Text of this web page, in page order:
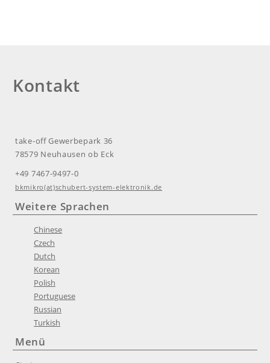
Kontakt
take-off Gewerbepark 36
78579 Neuhausen ob Eck
+49 7467-9497-0
bkmikro(at)schubert-system-elektronik.de
Weitere Sprachen
Chinese
Czech
Dutch
Korean
Polish
Portuguese
Russian
Turkish
Menü